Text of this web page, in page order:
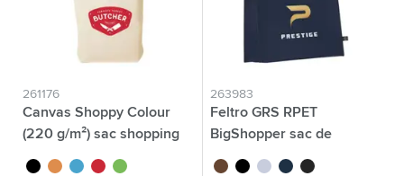
261176
Canvas Shoppy Colour
(220 g/m²) sac shopping
noir orangebleu clair
rougelime
263983
Feltro GRS RPET
BigShopper sac de
brun noir gris clairbleu foncé
gris foncé